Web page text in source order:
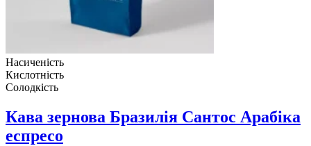
Насиченість
Кислотність
Солодкість
Кава зернова Бразилія Сантос Арабіка
еспресо